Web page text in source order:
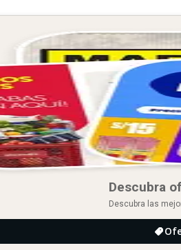
Descubra
Descubra las